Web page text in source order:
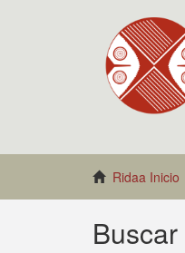
Ridaa Inicio
Buscar